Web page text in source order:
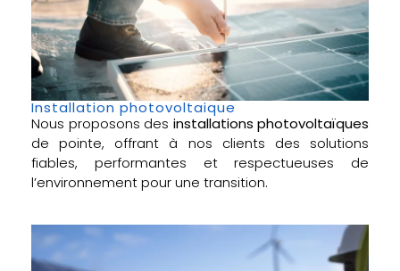
Installation photovoltaique
Nous proposons des installations photovoltaïques
de pointe, offrant à nos clients des solutions
fiables, performantes et respectueuses de
l’environnement pour une transition.